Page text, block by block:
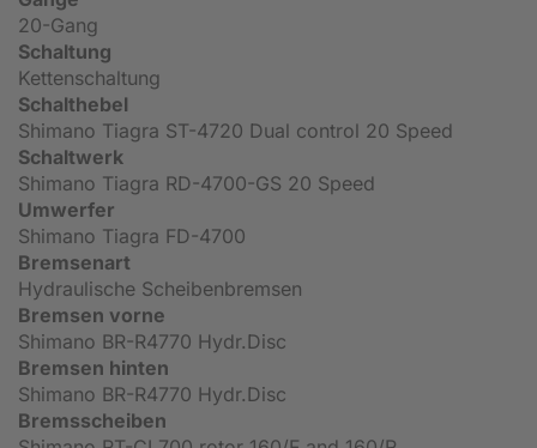
20-Gang
Schaltung
Kettenschaltung
Schalthebel
Shimano Tiagra ST-4720 Dual control 20 Speed
Schaltwerk
Shimano Tiagra RD-4700-GS 20 Speed
Umwerfer
Shimano Tiagra FD-4700
Bremsenart
Hydraulische Scheibenbremsen
Bremsen vorne
Shimano BR-R4770 Hydr.Disc
Bremsen hinten
Shimano BR-R4770 Hydr.Disc
Bremsscheiben